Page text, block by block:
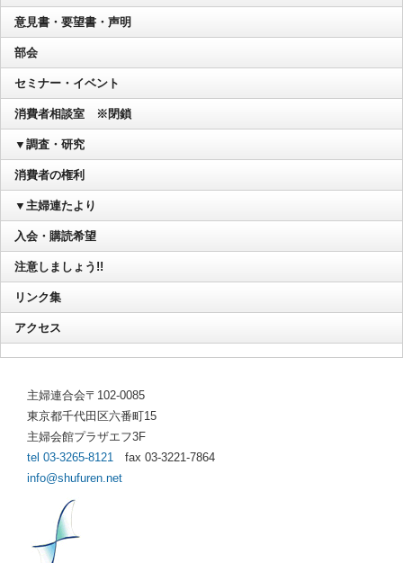
意見書・要望書・声明
部会
セミナー・イベント
消費者相談室 ※閉鎖
▼調査・研究
消費者の権利
▼主婦連たより
入会・購読希望
注意しましょう!!
リンク集
アクセス
主婦連合会〒102-0085
東京都千代田区六番町15
主婦会館プラザエフ3F
tel 03-3265-8121 fax 03-3221-7864
info@shufuren.net